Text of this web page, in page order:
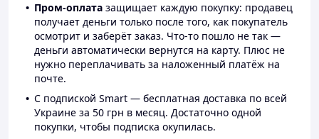
Пром-оплата защищает каждую покупку: продавец
получает деньги только после того, как покупатель
осмотрит и заберёт заказ. Что-то пошло не так —
деньги автоматически вернутся на карту. Плюс не
нужно переплачивать за наложенный платёж на
почте.
С подпиской Smart — бесплатная доставка по всей
Украине за 50 грн в месяц. Достаточно одной
покупки, чтобы подписка окупилась.